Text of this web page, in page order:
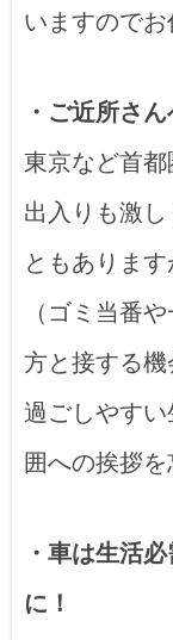
いますのでお
・ご近所さ
東京など首
出入りも激
ともありま
（ゴミ当番
方と接する機
過ごしやす
囲への挨拶を
・車は生活
に！